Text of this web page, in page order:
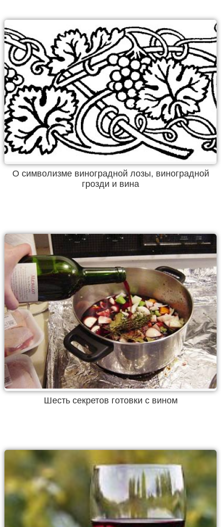
О символизме виноградной лозы, виноградной
грозди и вина
Шесть секретов готовки с вином